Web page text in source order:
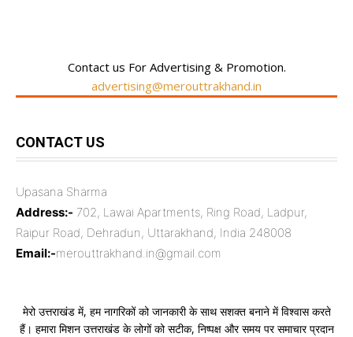
Contact us For Advertising & Promotion.
advertising@merouttrakhand.in
CONTACT US
Upasana Sharma
Address:- 702, Lawai Apartments, Ring Road, Ladpur,
Raipur Road, Dehradun, Uttarakhand, India 248008
Email:-merouttrakhand.in@gmail.com
मेरो उत्तराखंड में, हम नागरिकों को जानकारी के साथ सशक्त बनाने में विश्वास करते
हैं। हमारा मिशन उत्तराखंड के लोगों को सटीक, निष्पक्ष और समय पर समाचार प्रदान